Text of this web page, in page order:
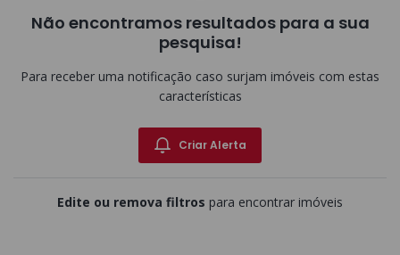
Não encontramos resultados para a sua
pesquisa!
Para receber uma notificação caso surjam imóveis com estas
características
Criar Alerta
Edite ou remova filtros para encontrar imóveis